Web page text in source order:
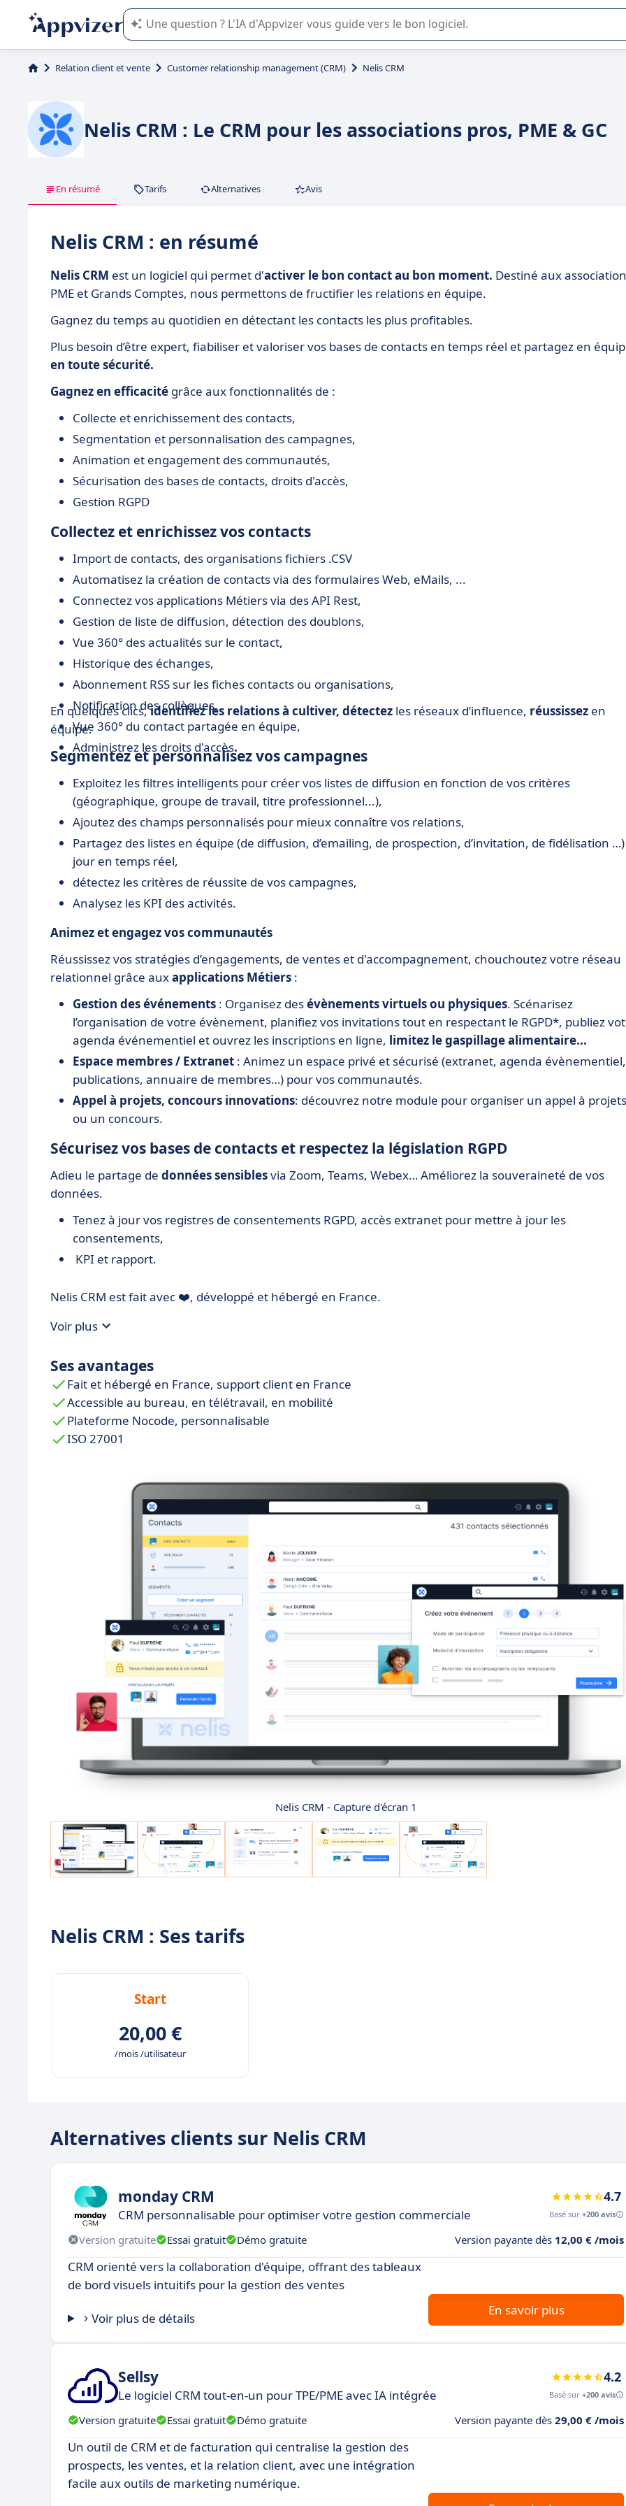
L'IA de Appvizer vous guide dans l'utilisation ou la sélection de logiciel SaaS en entreprise.
Relation client et vente Customer relationship management (CRM) Nelis CRM
Nelis CRM : Le CRM ​pour les associations pros, PME & GC
En résumé Tarifs Alternatives Avis
Nelis CRM : en résumé
Nelis CRM est un logiciel qui permet d'activer le bon contact au bon moment. Destiné aux
PME et Grands Comptes, nous permettons de fructifier les relations en équipe.
Gagnez du temps au quotidien en détectant les contacts les plus profitables.
Plus besoin d’être expert, fiabiliser et valoriser vos bases de contacts en temps réel et partagez en
en toute sécurité.
Gagnez en efficacité grâce aux fonctionnalités de :
Collecte et enrichissement des contacts,
Segmentation et personnalisation des campagnes,
Animation et engagement des communautés,
Sécurisation des bases de contacts, droits d'accès,
Gestion RGPD
Collectez et enrichissez vos contacts
Import de contacts, des organisations fichiers .CSV
Automatisez la création de contacts via des formulaires Web, eMails, ...
Connectez vos applications Métiers via des API Rest,
Gestion de liste de diffusion, détection des doublons,
Vue 360° des actualités sur le contact,
Historique des échanges,
Abonnement RSS sur les fiches contacts ou organisations,
Notification des collègues,
Vue 360° du contact partagée en équipe,
Administrez les droits d'accès.
En quelques clics,identifiez les relations à cultiver, détectez les réseaux d’influence, réussissez en
équipe.
Segmentez et personnalisez vos campagnes
Exploitez les filtres intelligents pour créer vos listes de diffusion en fonction de vos critères
(géographique, groupe de travail, titre professionnel...),
Ajoutez des champs personnalisés pour mieux connaître vos relations,
Partagez des listes en équipe (de diffusion, d’emailing, de prospection, d’invitation, de fidélisation
jour en temps réel,
détectez les critères de réussite de vos campagnes,
Analysez les KPI des activités.
Animez et engagez vos communautés
Réussissez vos stratégies d’engagements, de ventes et d'accompagnement, chouchoutez votre réseau
relationnel grâce auxapplications Métiers :
Gestion des événements : Organisez desévènements virtuels ou physiques. Scénarisez
l’organisation de votre évènement, planifiez vos invitations tout en respectant le RGPD*, publiez
agenda événementiel et ouvrez les inscriptions en ligne, limitez le gaspillage alimentaire...
Espace membres / Extranet : Animez un espace privé et sécurisé (extranet, agenda évènementiel,
publications, annuaire de membres…) pour vos communautés.
Appel à projets, concours innovations: découvrez notre module pour organiser un appel à projets
ou un concours.
Sécurisez vos bases de contacts et respectez la législation RGPD
Adieu le partage de données sensiblesvia Zoom, Teams, Webex… Améliorez la souveraineté de vos
données.
Tenez à jour vos registres de consentements RGPD, accès extranet pour mettre à jour les
consentements,
KPI et rapport.
Nelis CRM est fait avec ❤️, développé et hébergé en France.
Voir plus
Ses avantages
Fait et hébergé en France, support client en France
Accessible au bureau, en télétravail, en mobilité
Plateforme Nocode, personnalisable
ISO 27001
Nelis CRM - Capture d'écran 1
Nelis CRM : Ses tarifs
Start
20,00 €
/mois /utilisateur
Alternatives clients sur Nelis CRM
monday CRM
CRM personnalisable pour optimiser votre gestion commerciale
4.7
Basé sur +200 avis
Version gratuite Essai gratuit Démo gratuite Version payante dès 12,00 € /mois
CRM orienté vers la collaboration d'équipe, offrant des tableaux
de bord visuels intuitifs pour la gestion des ventes
Voir plus de détails
En savoir plus
Sellsy
Le logiciel CRM tout-en-un pour TPE/PME avec IA intégrée
4.2
Basé sur +200 avis
Version gratuite Essai gratuit Démo gratuite Version payante dès 29,00 € /mois
Un outil de CRM et de facturation qui centralise la gestion des
prospects, les ventes, et la relation client, avec une intégration
facile aux outils de marketing numérique.